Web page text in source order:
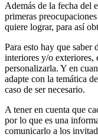
Además de la fecha del
primeras
quiere lograr, para así
Para esto hay que saber
interiores y/o exteriores,
personalizarla. Y en
adapte con la temática
caso de ser necesario.
A tener en cuenta que
por lo que es una
comunicarlo a los